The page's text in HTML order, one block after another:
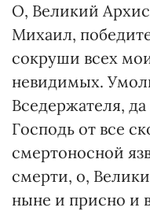
О, Великий
Михаил,
сокруши всех
невидимых.
Вседержателя,
Господь от все
смертоносной
смерти, о,
ныне и присно и